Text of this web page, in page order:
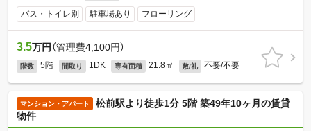
バス・トイレ別 駐車場あり フローリング
3.5万円 （管理費4,100円）
階数 5階 間取り 1DK 専有面積 21.8㎡ 敷/礼 不要/不要
マンション・アパート
松前駅より徒歩1分 5階 築49年10ヶ月の賃貸
物件